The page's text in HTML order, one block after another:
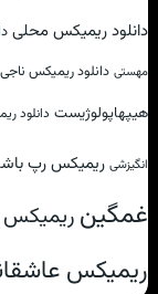
دانلود ریمیکس محلی
مهستی دانلود ریمیکس ناجی
هیپهاپولوژیست دانلود
انگیزشی ریمیکس رپ
غمگین
ریمیکس